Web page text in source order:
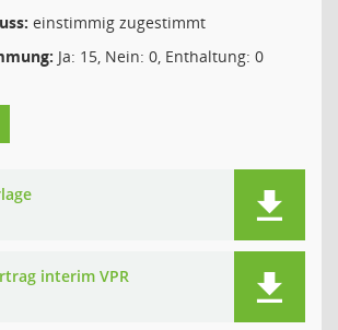
einstimmig zugestimmt
Ja: 15, Nein: 0, Enthaltung: 0
interim VPR